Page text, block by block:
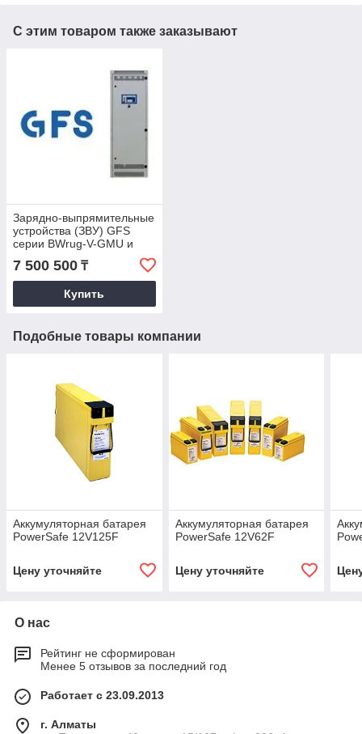
С этим товаром также заказывают
Зарядно-выпрямительные
устройства (ЗВУ) GFS
серии BWrug-V-GMU и
7 500 500 ₸
Купить
Подобные товары компании
Аккумуляторная батарея
PowerSafe 12V125F
Цену уточняйте
Аккумуляторная батарея
PowerSafe 12V62F
Цену уточняйте
О нас
Рейтинг не сформирован
Менее 5 отзывов за последний год
Работает с 23.09.2013
г. Алматы